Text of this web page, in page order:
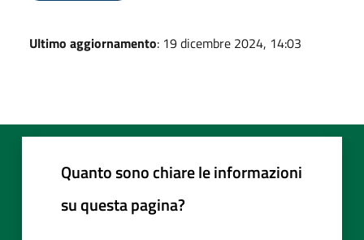
Ultimo aggiornamento: 19 dicembre 2024, 14:03
Quanto sono chiare le informazioni
su questa pagina?